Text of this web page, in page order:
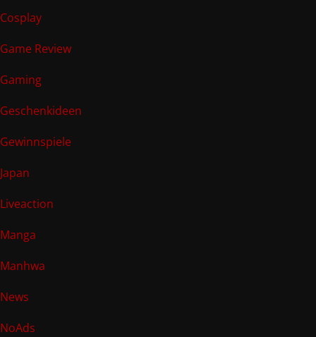
Cosplay
Game Review
Gaming
Geschenkideen
Gewinnspiele
Japan
Liveaction
Manga
Manhwa
News
NoAds